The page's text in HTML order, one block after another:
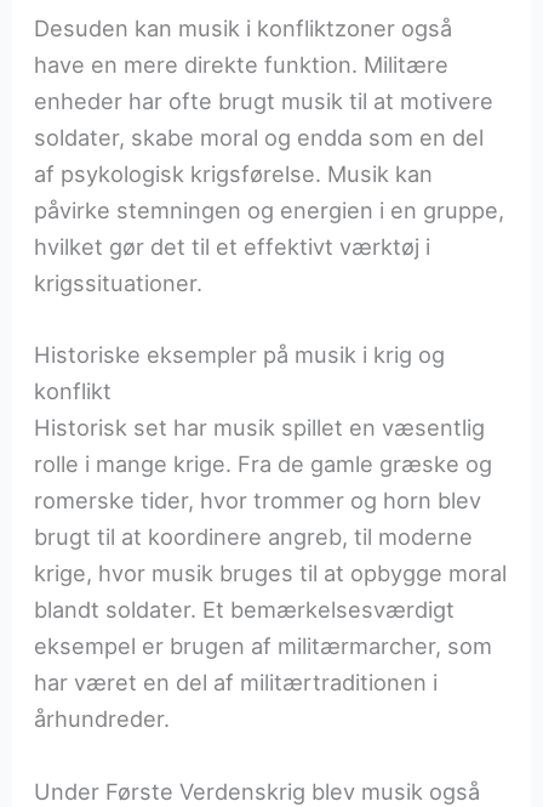
Desuden kan musik i konfliktzoner også
have en mere direkte funktion. Militære
enheder har ofte brugt musik til at motivere
soldater, skabe moral og endda som en del
af psykologisk krigsførelse. Musik kan
påvirke stemningen og energien i en gruppe,
hvilket gør det til et effektivt værktøj i
krigssituationer.
Historiske eksempler på musik i krig og
konflikt
Historisk set har musik spillet en væsentlig
rolle i mange krige. Fra de gamle græske og
romerske tider, hvor trommer og horn blev
brugt til at koordinere angreb, til moderne
krige, hvor musik bruges til at opbygge moral
blandt soldater. Et bemærkelsesværdigt
eksempel er brugen af militærmarcher, som
har været en del af militærtraditionen i
århundreder.
Under Første Verdenskrig blev musik også